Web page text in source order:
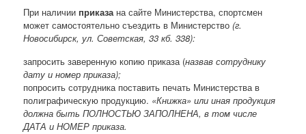
При наличии приказа на сайте Министерства, спортсмен
может самостоятельно съездить в Министерство(г.
Новосибирск, ул. Советская, 33 кб. 338):
запросить заверенную копию приказа (назвав сотруднику
дату и номер приказа);
попросить сотрудника поставить печать Министерства в
полиграфическую продукцию. «Книжка» или иная продукция
должна быть ПОЛНОСТЬЮ ЗАПОЛНЕНА, в том числе
ДАТА и НОМЕР приказа.